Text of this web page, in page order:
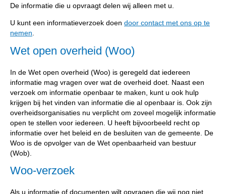
De informatie die u opvraagt delen wij alleen met u.
U kunt een informatieverzoek doen door contact met ons op te
nemen
Wet open overheid (Woo)
In de Wet open overheid (Woo) is geregeld dat iedereen
informatie mag vragen over wat de overheid doet. Naast een
verzoek om informatie openbaar te maken, kunt u ook hulp
krijgen bij het vinden van informatie die al openbaar is. Ook zijn
overheidsorganisaties nu verplicht om zoveel mogelijk informatie
open te stellen voor iedereen. U heeft bijvoorbeeld recht op
informatie over het beleid en de besluiten van de gemeente. De
Woo is de opvolger van de Wet openbaarheid van bestuur
(Wob).
Woo-verzoek
Als u informatie of documenten wilt opvragen die wij nog niet